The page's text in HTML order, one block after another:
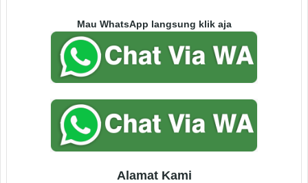
Mau WhatsApp langsung klik aja
Alamat Kami